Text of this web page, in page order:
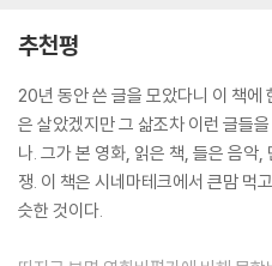
94. 「업」 피트 닥터(Pete Docter),
96. 「걸어도 걸어도」 고레에다 히로
97. 「드래그 미 투 헬」 샘 레이미
98. 「로나의 침묵」 장 피에르 다르덴,
99. 「마더」 봉준호
100. 「잘 알지도 못하면서」 홍상수
끝에 겨우 남은 봉숭아 꽃물을 바라
--- p.329, 「우리들」 중에서
‘오직 그대만이’라는 고유성은 결국
성 속으로 녹아들어가고 마는 것일
험 전체가 부정되어야 하는 걸까. 「아
20년 시간의 결을 담은 대작 영화평
214편의 영화를 다룬 208편의 평론,
인명만 모두 1,700여 개, 그리고 총
탁월하게 활동해온 이동진 평론가의
읽으며 독자들은 이동진 평론가가
추천평
20년 동안 쓴 글을 모았다니 이 책에
은 살았겠지만 그 삶조차 이런 글들
나. 그가 본 영화, 읽은 책, 들은 음악
쟁. 이 책은 시네마테크에서 큰맘 먹
슷한 것이다.